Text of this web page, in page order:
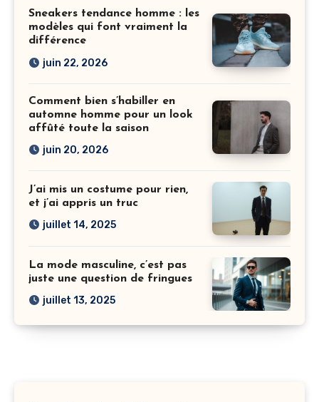
Sneakers tendance homme : les
modèles qui font vraiment la
différence
juin 22, 2026
Comment bien s’habiller en
automne homme pour un look
affûté toute la saison
juin 20, 2026
J’ai mis un costume pour rien,
et j’ai appris un truc
juillet 14, 2025
La mode masculine, c’est pas
juste une question de fringues
juillet 13, 2025